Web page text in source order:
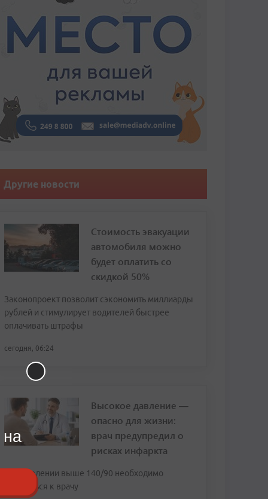
Другие новости
Стоимость эвакуации
автомобиля можно
будет оплатить со
скидкой 50%
Законопроект позволит сэкономить миллиарды
рублей и стимулирует водителей быстрее
оплачивать штрафы
сегодня, 06:24
Высокое давление —
опасно для жизни:
врач предупредил о
рисках инфаркта
При давлении выше 140/90 необходимо
обратиться к врачу